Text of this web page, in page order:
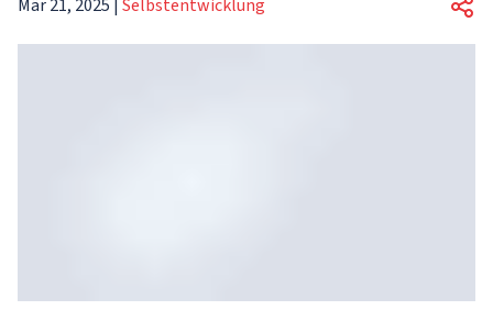
Mär 21, 2025 | Selbstentwicklung